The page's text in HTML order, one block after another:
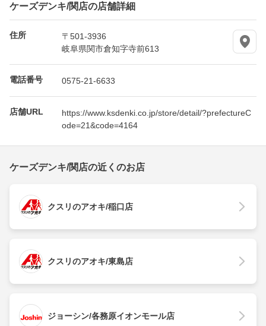
ケーズデンキ/関店の店舗詳細
住所
〒501-3936
岐阜県関市倉知字寺前613
電話番号 0575-21-6633
店舗URL
https://www.ksdenki.co.jp/store/detail/?prefectureC
ode=21&code=4164
ケーズデンキ/関店の近くのお店
クスリのアオキ/稲口店
クスリのアオキ/東島店
ジョーシン/各務原イオンモール店